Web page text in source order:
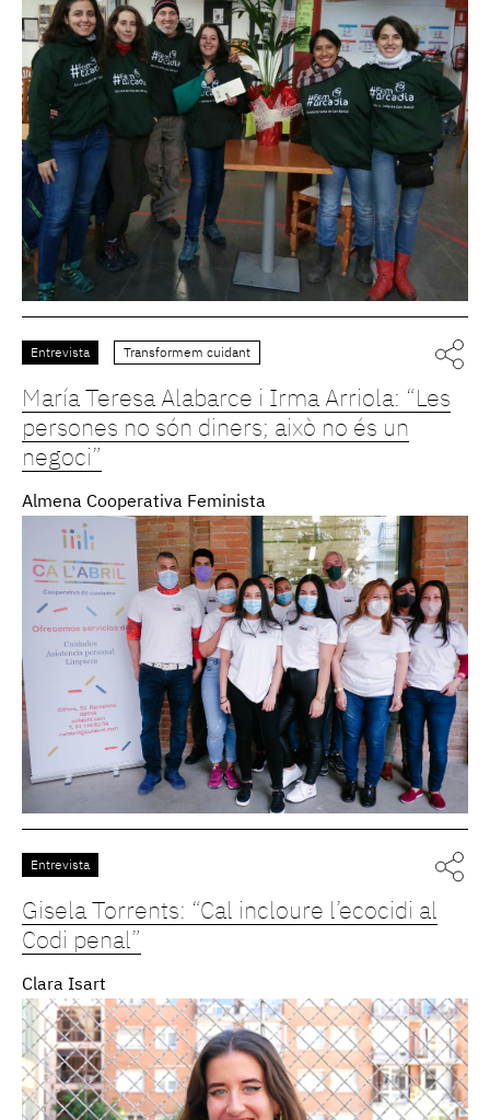
Entrevista Transformem cuidant
María Teresa Alabarce i Irma Arriola: “Les
persones no són diners; això no és un
negoci”
Almena Cooperativa Feminista
Entrevista
Gisela Torrents: “Cal incloure l’ecocidi al
Codi penal”
Clara Isart